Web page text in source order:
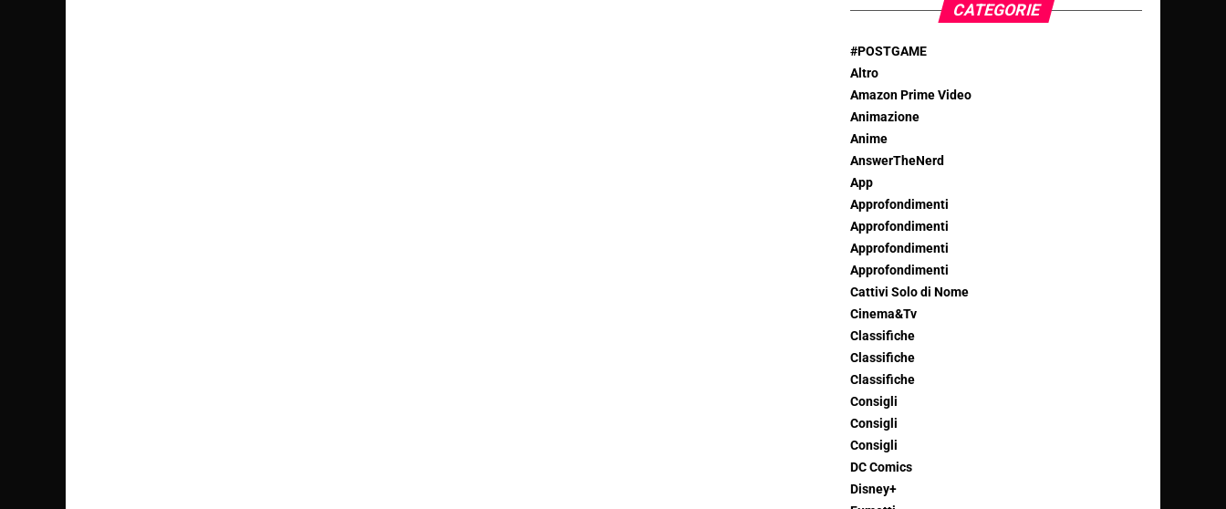
CATEGORIE
#POSTGAME
Altro
Amazon Prime Video
Animazione
Anime
AnswerTheNerd
App
Approfondimenti
Approfondimenti
Approfondimenti
Approfondimenti
Cattivi Solo di Nome
Cinema&Tv
Classifiche
Classifiche
Classifiche
Consigli
Consigli
Consigli
DC Comics
Disney+